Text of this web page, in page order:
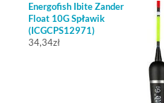
Energofish Ibite Zander
Float 10G Spławik
(ICGCPS12971)
34,34zł